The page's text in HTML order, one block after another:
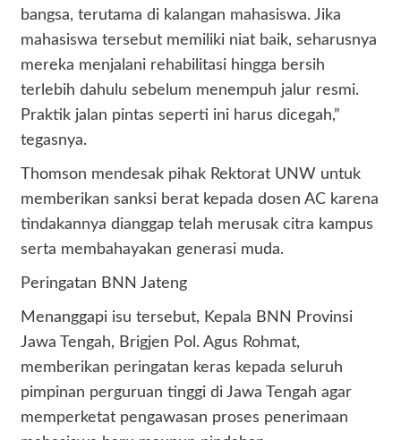
bangsa, terutama di kalangan mahasiswa. Jika
mahasiswa tersebut memiliki niat baik, seharusnya
mereka menjalani rehabilitasi hingga bersih
terlebih dahulu sebelum menempuh jalur resmi.
Praktik jalan pintas seperti ini harus dicegah,”
tegasnya.
​Thomson mendesak pihak Rektorat UNW untuk
memberikan sanksi berat kepada dosen AC karena
tindakannya dianggap telah merusak citra kampus
serta membahayakan generasi muda.
​Peringatan BNN Jateng
​Menanggapi isu tersebut, Kepala BNN Provinsi
Jawa Tengah, Brigjen Pol. Agus Rohmat,
memberikan peringatan keras kepada seluruh
pimpinan perguruan tinggi di Jawa Tengah agar
memperketat pengawasan proses penerimaan